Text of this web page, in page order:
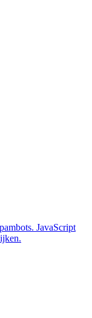
JavaScript